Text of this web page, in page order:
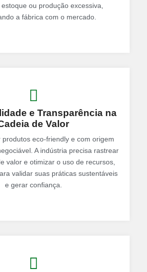
ou produção excessiva,
a fábrica com o mercado.
e Transparência na
de Valor
produtos eco-friendly e com origem
A indústria precisa rastrear
valor e otimizar o uso de recursos,
validar suas práticas sustentáveis
e gerar confiança.